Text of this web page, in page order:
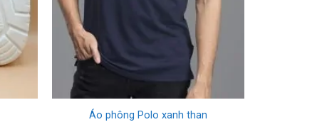
+
Áo phông Polo xanh than